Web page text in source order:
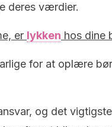
deres værdier.
er lykken hos dine
for at oplære
og det